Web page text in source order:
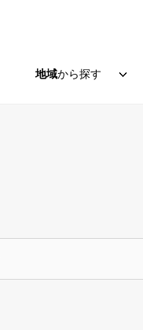
地域から探す